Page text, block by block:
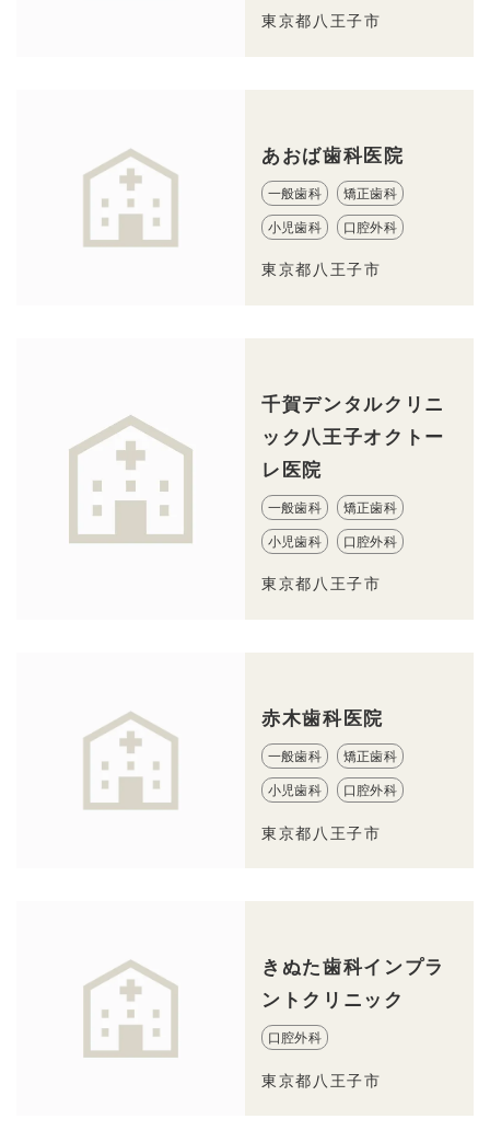
東京都八王子市
あおば歯科医院
一般歯科 矯正歯科
小児歯科 口腔外科
東京都八王子市
千賀デンタルクリニ
ック八王子オクトー
レ医院
一般歯科 矯正歯科
小児歯科 口腔外科
東京都八王子市
赤木歯科医院
一般歯科 矯正歯科
小児歯科 口腔外科
東京都八王子市
きぬた歯科インプラ
ントクリニック
口腔外科
東京都八王子市